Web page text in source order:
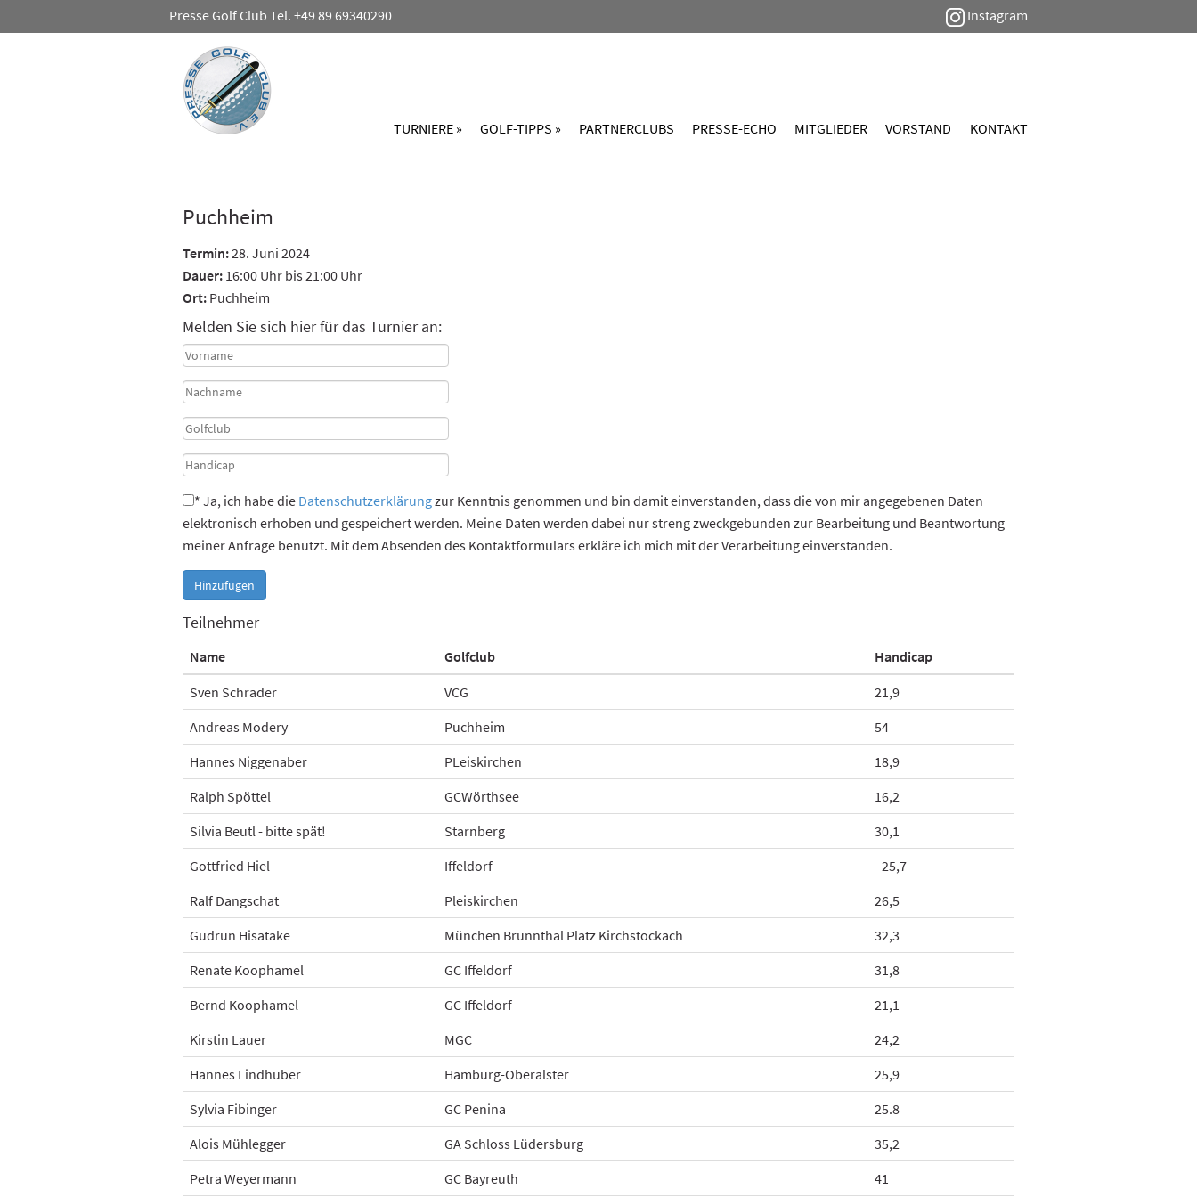
Presse Golf Club Tel. +49 89 69340290 Instagram
TURNIERE » GOLF-TIPPS » PARTNERCLUBS PRESSE-ECHO MITGLIEDER VORSTAND KONTAKT
Puchheim
Termin:28. Juni 2024
Dauer: 16:00 Uhr bis 21:00 Uhr
Ort: Puchheim
Melden Sie sich hier für das Turnier an:
* Ja, ich habe die Datenschutzerklärungzur Kenntnis genommen und bin damit einverstanden, dass die von mir angegebenen Daten
elektronisch erhoben und gespeichert werden. Meine Daten werden dabei nur streng zweckgebunden zur Bearbeitung und Beantwortung
meiner Anfrage benutzt. Mit dem Absenden des Kontaktformulars erkläre ich mich mit der Verarbeitung einverstanden.
Hinzufügen
Teilnehmer
Name Golfclub
Handicap
Sven Schrader
VCG
21,9
Andreas Modery
Puchheim
54
Hannes Niggenaber
PLeiskirchen
18,9
Ralph Spöttel
GCWörthsee
16,2
Silvia Beutl - bitte spät!
Starnberg
30,1
Gottfried Hiel
Iffeldorf
- 25,7
Ralf Dangschat
Pleiskirchen
26,5
Gudrun Hisatake
München Brunnthal Platz Kirchstockach
32,3
Renate Koophamel
GC Iffeldorf
31,8
Bernd Koophamel
GC Iffeldorf
21,1
Kirstin Lauer
MGC
24,2
Hannes Lindhuber
Hamburg-Oberalster
25,9
Sylvia Fibinger
GC Penina
25.8
Alois Mühlegger
GA Schloss Lüdersburg
35,2
Petra Weyermann
GC Bayreuth 41